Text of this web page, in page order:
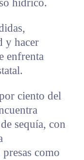
hídrico.
y hacer
enfrenta
ciento del
sequía, con
como